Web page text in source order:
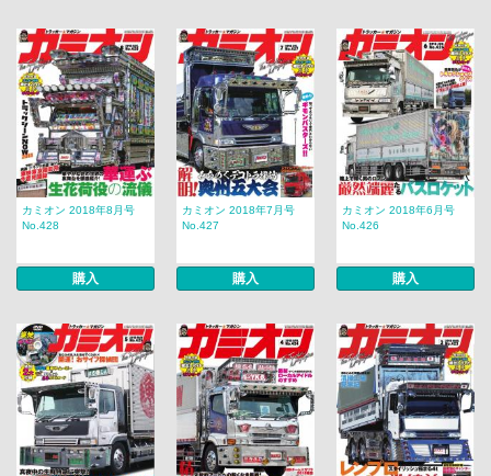
カミオン 2018年8月号
No.428
購入
カミオン 2018年7月号
No.427
購入
カミオン 2018年6月号
No.426
購入